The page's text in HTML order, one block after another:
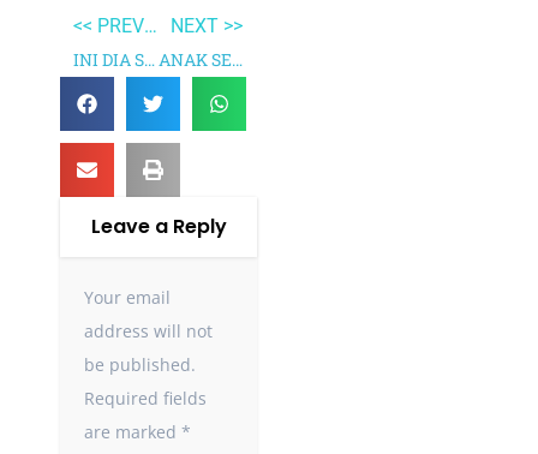
<< PREVIOUS
INI DIA SI PALING BADUNG
NEXT >>
ANAK SEMUA BANGSA
Leave a Reply
Your email
address will not
be published.
Required fields
are marked *